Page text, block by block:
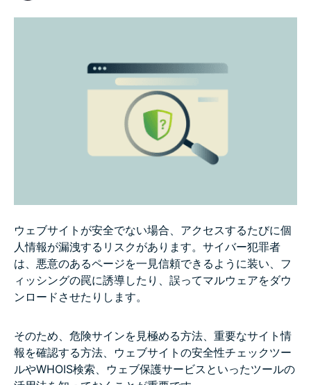
ウェブサイトが安全でない場合、アクセスするたびに個
人情報が漏洩するリスクがあります。サイバー犯罪者
は、悪意のあるページを一見信頼できるように装い、フ
ィッシングの罠に誘導したり、誤ってマルウェアをダウ
ンロードさせたりします。
そのため、危険サインを見極める方法、重要なサイト情
報を確認する方法、ウェブサイトの安全性チェックツー
ルやWHOIS検索、ウェブ保護サービスといったツールの